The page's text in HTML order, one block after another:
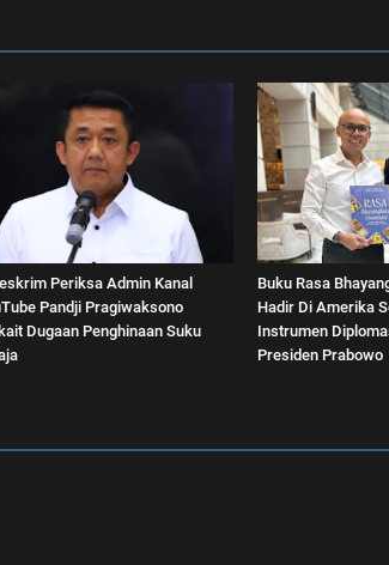
Periksa Admin Kanal
Pandji Pragiwaksono
Dugaan Penghinaan Suku
Buku Rasa
Hadir Di Amerika
Instrumen
Presiden Prabowo